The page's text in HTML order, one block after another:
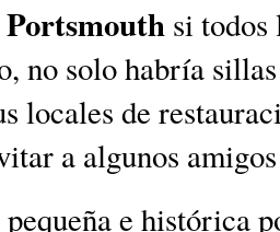
Portsmouth si todos
no solo habría
locales de
a algunos
e histórica